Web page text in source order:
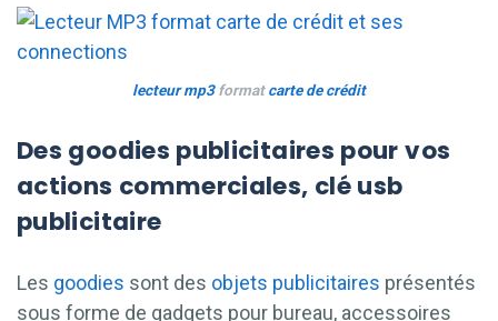
lecteur mp3formatcarte de crédit
Des goodies publicitaires pour vos
actions commerciales, clé usb
publicitaire
Les goodies sont des objets publicitaires présentés
sous forme de gadgets pour bureau, accessoires